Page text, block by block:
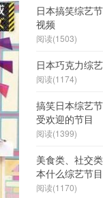
日本搞笑综艺
视频
阅读(1503)
日本巧克力综
阅读(1174)
搞笑日本综艺
受欢迎的节目
阅读(1399)
美食类、社交
本什么综艺节
阅读(1170)